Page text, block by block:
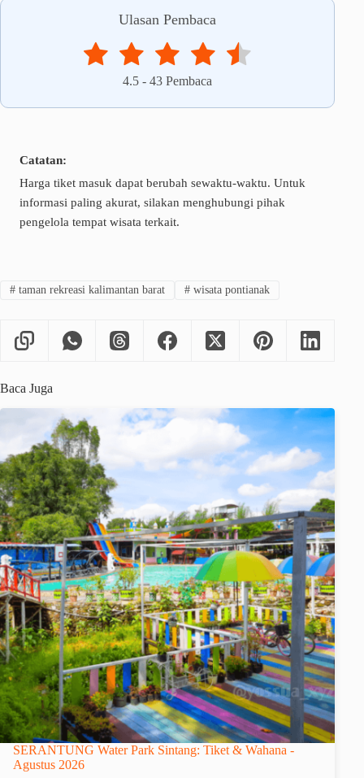
Ulasan Pembaca
4.5 -43 Pembaca
Catatan:
Harga tiket masuk dapat berubah sewaktu-waktu. Untuk
informasi paling akurat, silakan menghubungi pihak
pengelola tempat wisata terkait.
#taman rekreasi kalimantan barat #wisata pontianak
Baca Juga
SERANTUNG Water Park Sintang: Tiket & Wahana -
Agustus 2026